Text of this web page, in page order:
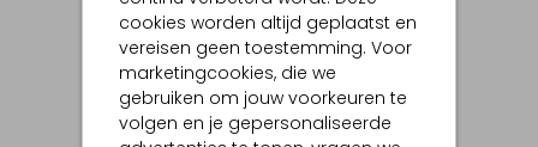
cookies worden altijd geplaatst en
vereisen geen toestemming. Voor
marketingcookies, die we
gebruiken om jouw voorkeuren te
volgen en je gepersonaliseerde